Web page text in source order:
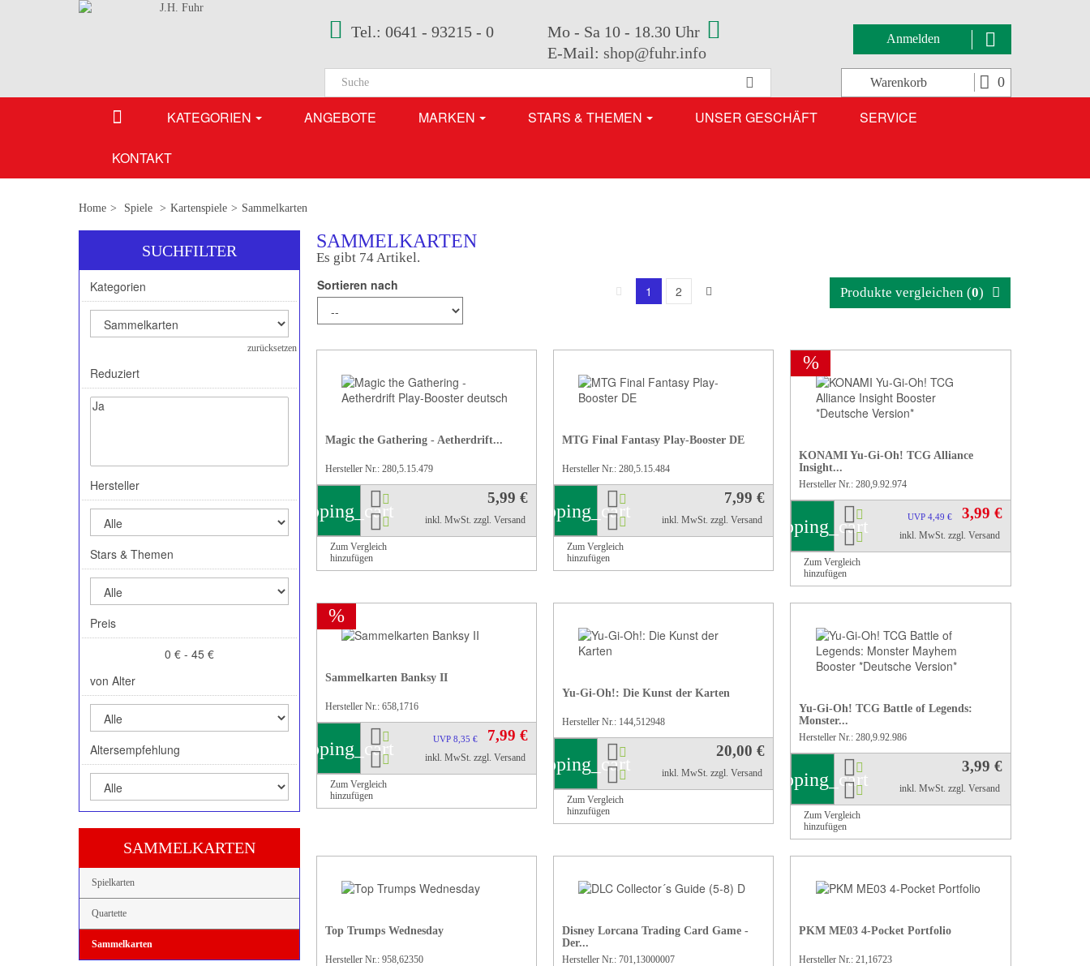
Tel.: 0641 - 93215 - 0
Mo - Sa 10 - 18.30 Uhr
E-Mail: shop@fuhr.info
Anmelden
Warenkorb 0
KATEGORIEN ANGEBOTE MARKEN STARS & THEMEN UNSER GESCHÄFT SERVICE
KONTAKT
Home > Spiele > Kartenspiele > Sammelkarten
SUCHFILTER
Kategorien
zurücksetzen
Reduziert
Hersteller
Stars & Themen
Preis
0 € - 45 €
von Alter
Altersempfehlung
SAMMELKARTEN
Spielkarten
Quartette
Sammelkarten
SAMMELKARTEN
Es gibt 74 Artikel.
Sortieren nach 1 2 Produkte vergleichen (0)
Magic the Gathering - Aetherdrift...
Hersteller Nr.: 280,5.15.479
5,99 €
inkl. MwSt. zzgl. Versand
shopping_cart
Zum Vergleich
hinzufügen
MTG Final Fantasy Play-Booster DE
Hersteller Nr.: 280,5.15.484
7,99 €
inkl. MwSt. zzgl. Versand
shopping_cart
Zum Vergleich
hinzufügen
%
KONAMI Yu-Gi-Oh! TCG Alliance
Insight...
Hersteller Nr.: 280,9.92.974
3,99 €
UVP 4,49 €
inkl. MwSt. zzgl. Versand
shopping_cart
Zum Vergleich
hinzufügen
%
Sammelkarten Banksy II
Hersteller Nr.: 658,1716
7,99 €
UVP 8,35 €
inkl. MwSt. zzgl. Versand
shopping_cart
Zum Vergleich
hinzufügen
Yu-Gi-Oh!: Die Kunst der Karten
Hersteller Nr.: 144,512948
20,00 €
inkl. MwSt. zzgl. Versand
shopping_cart
Zum Vergleich
hinzufügen
Yu-Gi-Oh! TCG Battle of Legends:
Monster...
Hersteller Nr.: 280,9.92.986
3,99 €
inkl. MwSt. zzgl. Versand
shopping_cart
Zum Vergleich
hinzufügen
Top Trumps Wednesday
Hersteller Nr.: 958,62350
Disney Lorcana Trading Card Game -
Der...
Hersteller Nr.: 701,13000007
PKM ME03 4-Pocket Portfolio
Hersteller Nr.: 21,16723